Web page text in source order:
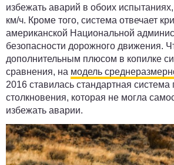
избежать аварий в обоих
км/ч. Кроме того, система отвечает
американской Национальной
безопасности дорожного движения.
дополнительным плюсом в копилке
сравнения, на модель
2016 ставилась стандартная
столкновения, которая не могла
избежать аварии.